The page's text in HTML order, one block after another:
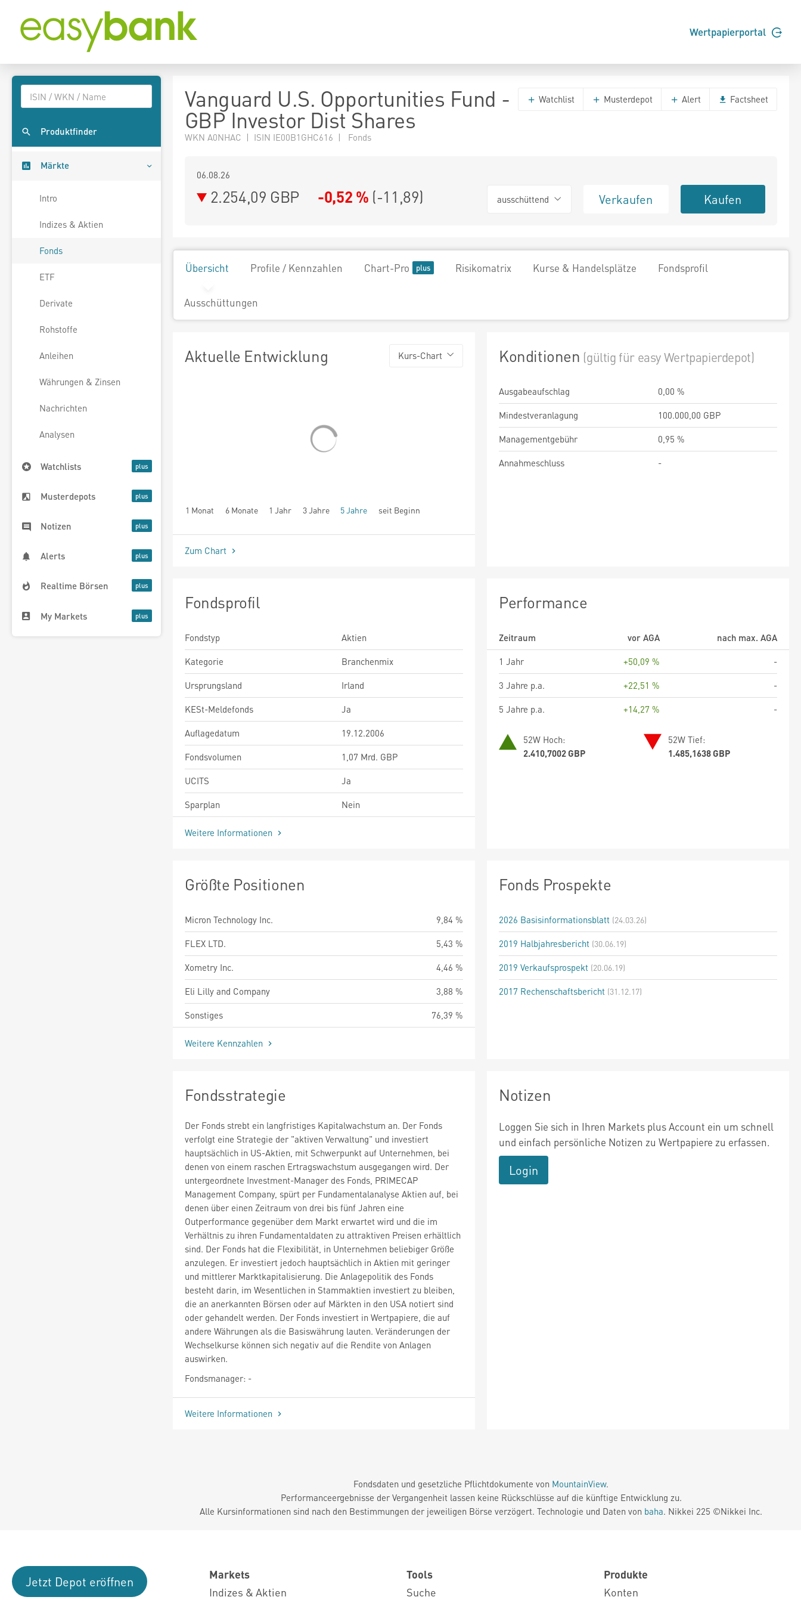
Wertpapierportal
Produktfinder
Märkte
Intro
Indizes & Aktien
Fonds
ETF
Derivate
Rohstoffe
Anleihen
Währungen & Zinsen
Nachrichten
Analysen
Watchlists
Musterdepots
Notizen
Alerts
Realtime Börsen
My Markets
Vanguard U.S. Opportunities Fund -
GBP Investor Dist Shares
WKN A0NHAC | ISIN IE00B1GHC616 | Fonds
Watchlist Musterdepot Alert Factsheet
06.08.26
2.254,09 GBP -0,52 % (-11,89) ausschüttend Verkaufen Kaufen
Übersicht Profile / Kennzahlen Chart-Pro Risikomatrix Kurse & Handelsplätze Fondsprofil
Ausschüttungen
Aktuelle Entwicklung Kurs-Chart
1 Monat 6 Monate 1 Jahr 3 Jahre 5 Jahre seit Beginn
Zum Chart
Konditionen (gültig für easy Wertpapierdepot)
Ausgabeaufschlag
0,00 %
Mindestveranlagung
100.000,00 GBP
Managementgebühr
0,95 %
Annahmeschluss
-
Fondsprofil
Fondstyp
Aktien
Kategorie
Branchenmix
Ursprungsland
Irland
KESt-Meldefonds
Ja
Auflagedatum
19.12.2006
Fondsvolumen
1,07 Mrd. GBP
UCITS
Ja
Sparplan
Nein
Weitere Informationen
Performance
Zeitraum vor AGA
nach max. AGA
1 Jahr
+50,09 %
-
3 Jahre p.a.
+22,51 %
-
5 Jahre p.a.
+14,27 % -
52W Hoch:
2.410,7002 GBP
52W Tief:
1.485,1638 GBP
Größte Positionen
Micron Technology Inc.
9,84 %
FLEX LTD.
5,43 %
Xometry Inc.
4,46 %
Eli Lilly and Company
3,88 %
Sonstiges
76,39 %
Weitere Kennzahlen
Fonds Prospekte
2026 Basisinformationsblatt (24.03.26)
2019 Halbjahresbericht (30.06.19)
2019 Verkaufsprospekt (20.06.19)
2017 Rechenschaftsbericht (31.12.17)
Fondsstrategie
Der Fonds strebt ein langfristiges Kapitalwachstum an. Der Fonds
verfolgt eine Strategie der "aktiven Verwaltung" und investiert
hauptsächlich in US-Aktien, mit Schwerpunkt auf Unternehmen, bei
denen von einem raschen Ertragswachstum ausgegangen wird. Der
untergeordnete Investment-Manager des Fonds, PRIMECAP
Management Company, spürt per Fundamentalanalyse Aktien auf, bei
denen über einen Zeitraum von drei bis fünf Jahren eine
Outperformance gegenüber dem Markt erwartet wird und die im
Verhältnis zu ihren Fundamentaldaten zu attraktiven Preisen erhältlich
sind. Der Fonds hat die Flexibilität, in Unternehmen beliebiger Größe
anzulegen. Er investiert jedoch hauptsächlich in Aktien mit geringer
und mittlerer Marktkapitalisierung. Die Anlagepolitik des Fonds
besteht darin, im Wesentlichen in Stammaktien investiert zu bleiben,
die an anerkannten Börsen oder auf Märkten in den USA notiert sind
oder gehandelt werden. Der Fonds investiert in Wertpapiere, die auf
andere Währungen als die Basiswährung lauten. Veränderungen der
Wechselkurse können sich negativ auf die Rendite von Anlagen
auswirken.
Fondsmanager: -
Weitere Informationen
Notizen
Loggen Sie sich in Ihren Markets plus Account ein um schnell
und einfach persönliche Notizen zu Wertpapiere zu erfassen.
Login
Fondsdaten und gesetzliche Pflichtdokumente von MountainView.
Performanceergebnisse der Vergangenheit lassen keine Rückschlüsse auf die künftige Entwicklung zu.
Alle Kursinformationen sind nach den Bestimmungen der jeweiligen Börse verzögert. Technologie und Daten von baha. Nikkei 225 ©Nikkei Inc.
Jetzt Depot eröffnen
Markets
Indizes & Aktien
Tools
Suche
Produkte
Konten